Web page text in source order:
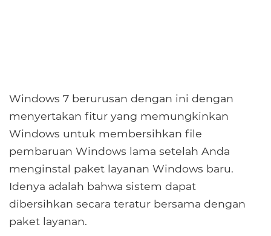
Windows 7 berurusan dengan ini dengan
menyertakan fitur yang memungkinkan
Windows untuk membersihkan file
pembaruan Windows lama setelah Anda
menginstal paket layanan Windows baru.
Idenya adalah bahwa sistem dapat
dibersihkan secara teratur bersama dengan
paket layanan.